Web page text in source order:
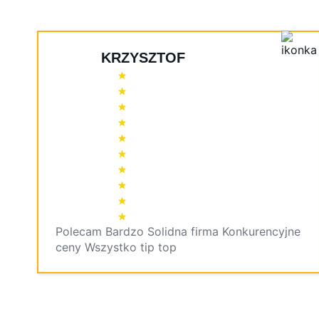
KRZYSZTOF
Polecam Bardzo Solidna firma Konkurencyjne
ceny Wszystko tip top